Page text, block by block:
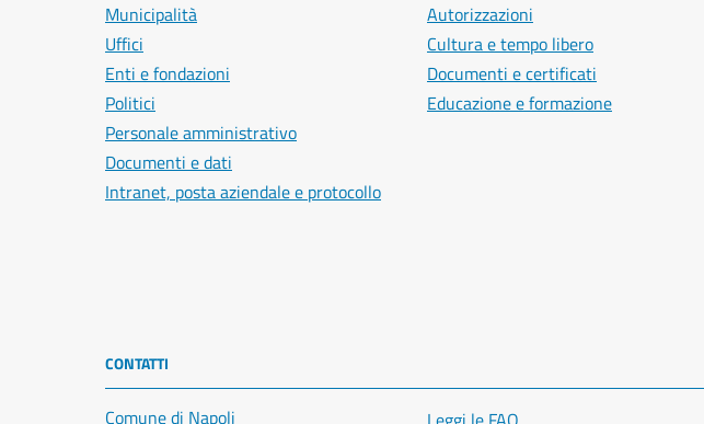
Municipalità
Uffici
Enti e fondazioni
Politici
Personale amministrativo
Documenti e dati
Intranet, posta aziendale e protocollo
Autorizzazioni
Cultura e tempo libero
Documenti e certificati
Educazione e formazione
CONTATTI
Comune di Napoli